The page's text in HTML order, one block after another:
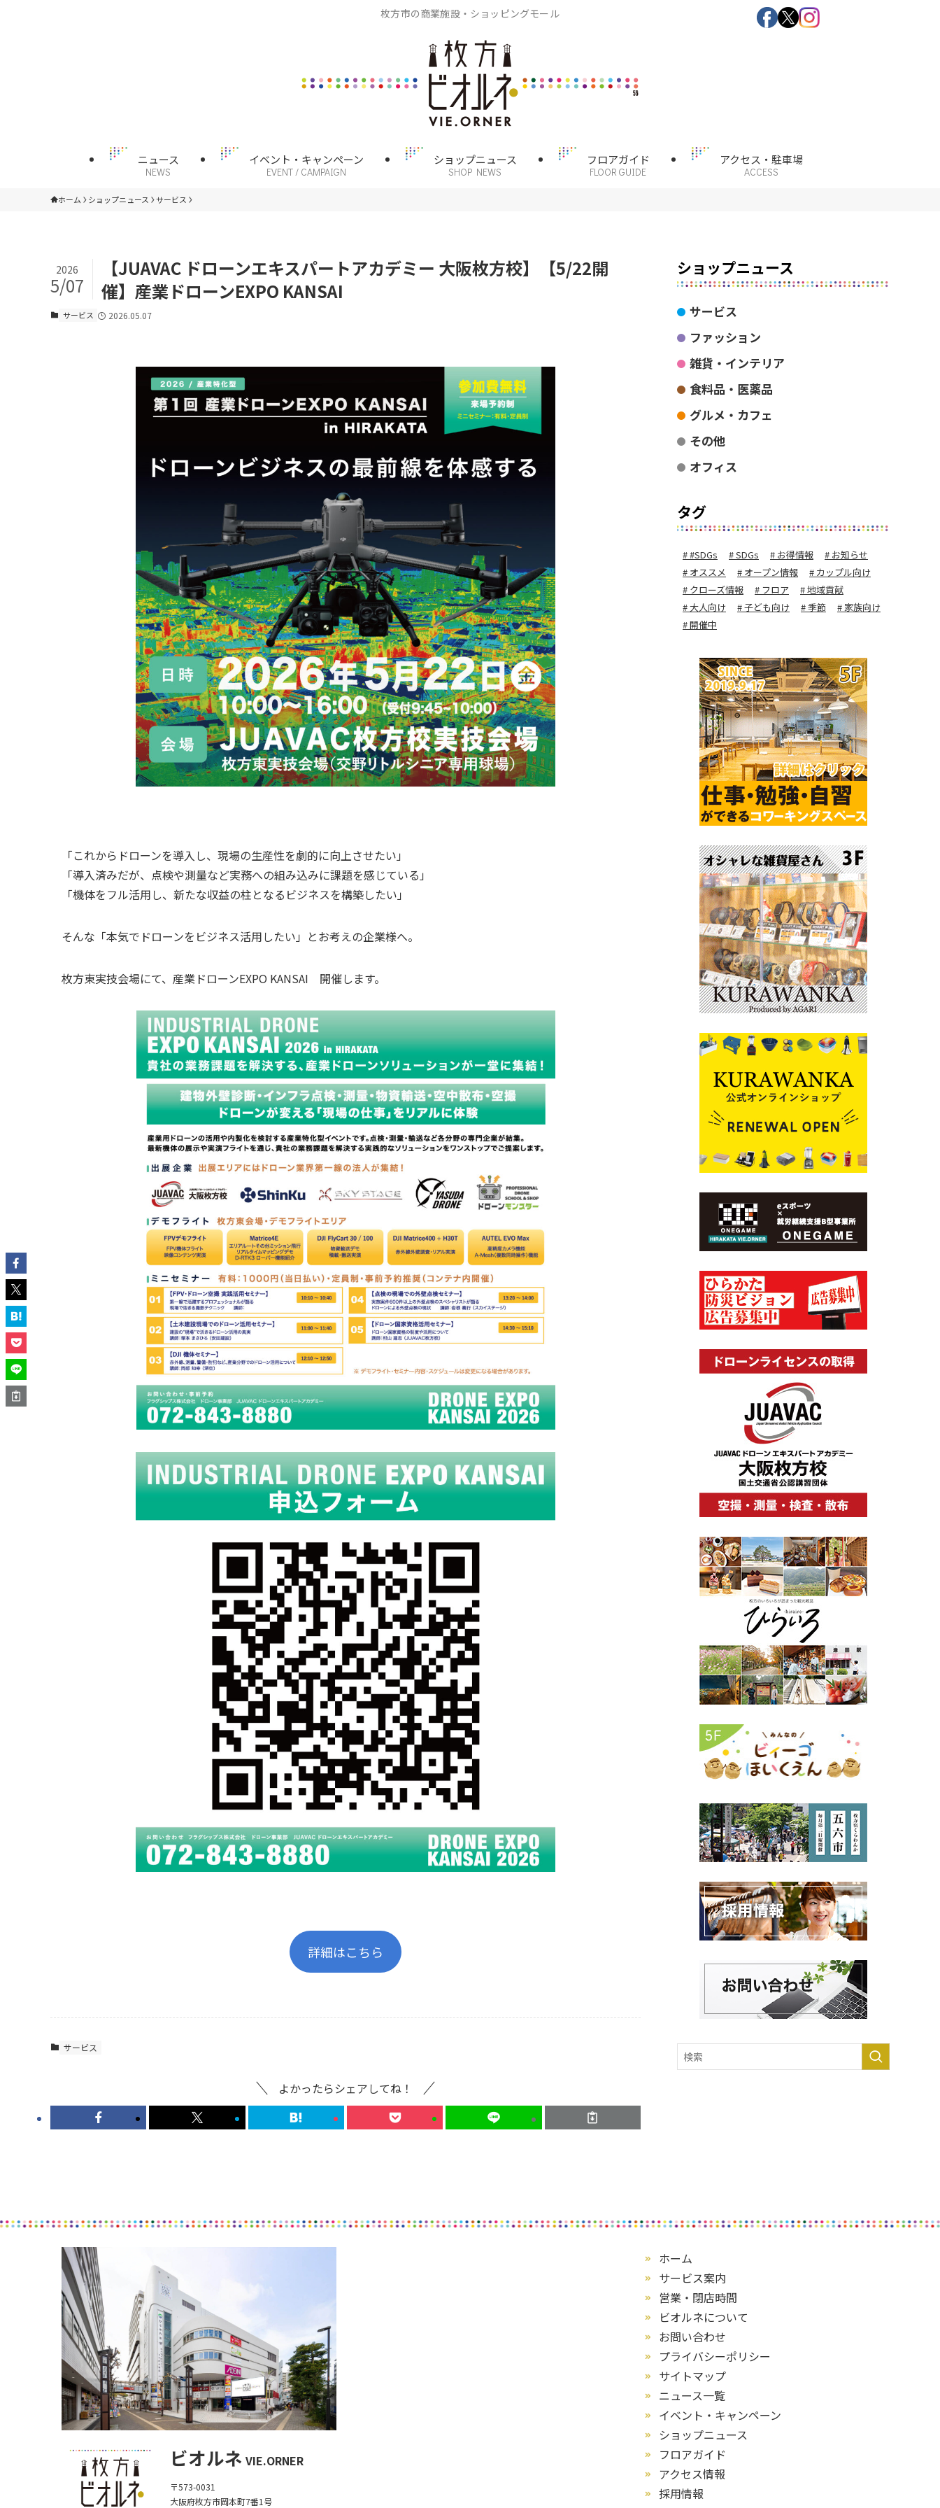
枚方市の商業施設・ショッピングモール
ニュース
NEWS
イベント・キャンペーン
EVENT / CAMPAIGN
ショップニュース
SHOP NEWS
フロアガイド
FLOOR GUIDE
アクセス・駐車場
ACCESS
ホーム ショップニュース サービス
【JUAVAC ドローンエキスパートアカデミー 大阪枚方校】【5/22開
催】産業ドローンEXPO KANSAI
2026
5/07
サービス 2026.05.07
「これからドローンを導入し、現場の生産性を劇的に向上させたい」
「導入済みだが、点検や測量など実務への組み込みに課題を感じている」
「機体をフル活用し、新たな収益の柱となるビジネスを構築したい」
そんな「本気でドローンをビジネス活用したい」とお考えの企業様へ。
枚方東実技会場にて、産業ドローンEXPO KANSAI 開催します。
詳細はこちら
サービス
よかったらシェアしてね！
ショップニュース
サービス
ファッション
雑貨・インテリア
食料品・医薬品
グルメ・カフェ
その他
オフィス
タグ
#SDGs SDGs お得情報
お知らせ
オススメ
オープン情報
カップル向け
クローズ情報
フロア
地域貢献
大人向け
子ども向け 季節
家族向け
開催中
ビオルネ VIE.ORNER
〒573-0031
大阪府枚方市岡本町7番1号
ホーム
サービス案内
営業・閉店時間
ビオルネについて
お問い合わせ
プライバシーポリシー
サイトマップ
ニュース一覧
イベント・キャンペーン
ショップニュース
フロアガイド
アクセス情報
採用情報